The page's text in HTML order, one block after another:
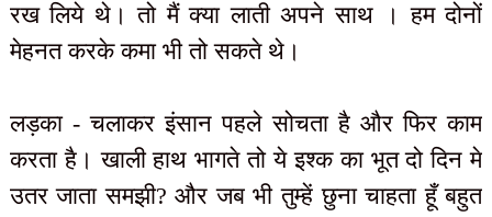
रख लिये थे। तो मैं क्या लाती अपने साथ । हम दोनों
मेहनत करके कमा भी तो सकते थे।
लड़का - चलाकर इंसान पहले सोचता है और फिर काम
करता है। खाली हाथ भागते तो ये इश्क का भूत दो दिन मे
उतर जाता समझी? और जब भी तुम्हें छुना चाहता हूँ बहुत